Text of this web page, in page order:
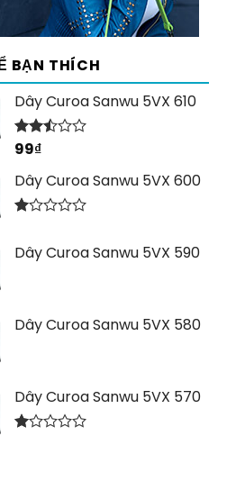
BẠN THÍCH
Dây Curoa Sanwu 5VX 610
Được
hạng
2.44
5 sao
99₫
Dây Curoa Sanwu 5VX 600
hạng
Dây Curoa Sanwu 5VX 590
Dây Curoa Sanwu 5VX 580
Dây Curoa Sanwu 5VX 570